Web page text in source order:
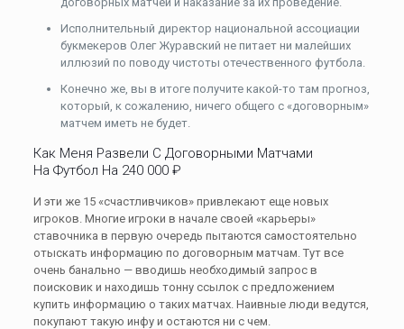
Исполнительный директор национальной ассоциации
букмекеров Олег Журавский не питает ни малейших
иллюзий по поводу чистоты отечественного футбола.
Конечно же, вы в итоге получите какой-то там прогноз,
который, к сожалению, ничего общего с «договорным»
матчем иметь не будет.
Как Меня Развели С Договорными Матчами
На Футбол На 240 000 ₽
И эти же 15 «счастливчиков» привлекают еще новых
игроков. Многие игроки в начале своей «карьеры»
ставочника в первую очередь пытаются самостоятельно
отыскать информацию по договорным матчам. Тут все
очень банально — вводишь необходимый запрос в
поисковик и находишь тонну ссылок с предложением
купить информацию о таких матчах. Наивные люди ведутся,
покупают такую инфу и остаются ни с чем.